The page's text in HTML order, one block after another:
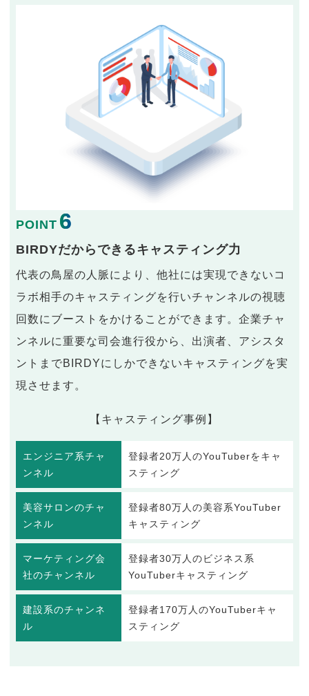
POINT 6
BIRDYだからできるキャスティング力
代表の鳥屋の人脈により、他社には実現できないコ
ラボ相手のキャスティングを行いチャンネルの視聴
回数にブーストをかけることができます。企業チャ
ンネルに重要な司会進行役から、出演者、アシスタ
ントまでBIRDYにしかできないキャスティングを実
現させます。
【キャスティング事例】
エンジニア系チャ
ンネル
登録者20万人のYouTuberをキャ
スティング
美容サロンのチャ
ンネル
登録者80万人の美容系YouTuber
キャスティング
マーケティング会
社のチャンネル
登録者30万人のビジネス系
YouTuberキャスティング
建設系のチャンネ
ル
登録者170万人のYouTuberキャ
スティング